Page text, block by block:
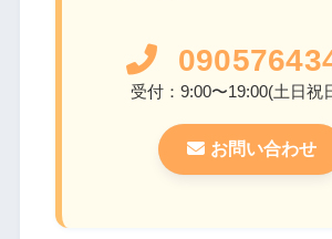
受付：9:00〜19:00(土日祝
お問い合わせ